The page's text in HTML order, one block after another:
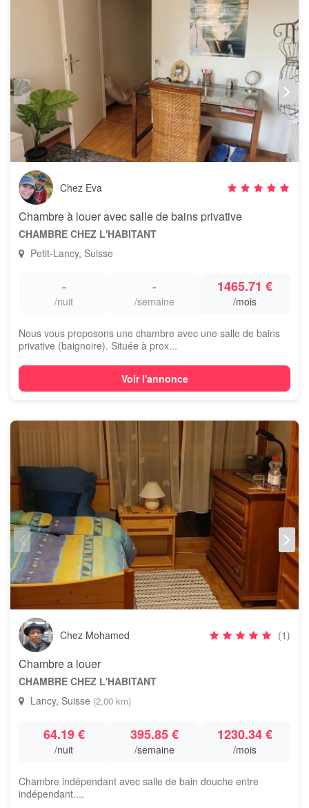
Chez Eva
Chambre à louer avec salle de bains privative
CHAMBRE CHEZ L'HABITANT
Petit-Lancy, Suisse
-
/nuit
-
/semaine
1465.71 €
/mois
Nous vous proposons une chambre avec une salle de bains
privative (baignoire). Située à prox...
Voir l'annonce
Chez Mohamed (1)
Chambre a louer
CHAMBRE CHEZ L'HABITANT
Lancy, Suisse (2,00 km)
64.19 €
/nuit
395.85 €
/semaine
1230.34 €
/mois
Chambre indépendant avec salle de bain douche entre
indépendant....